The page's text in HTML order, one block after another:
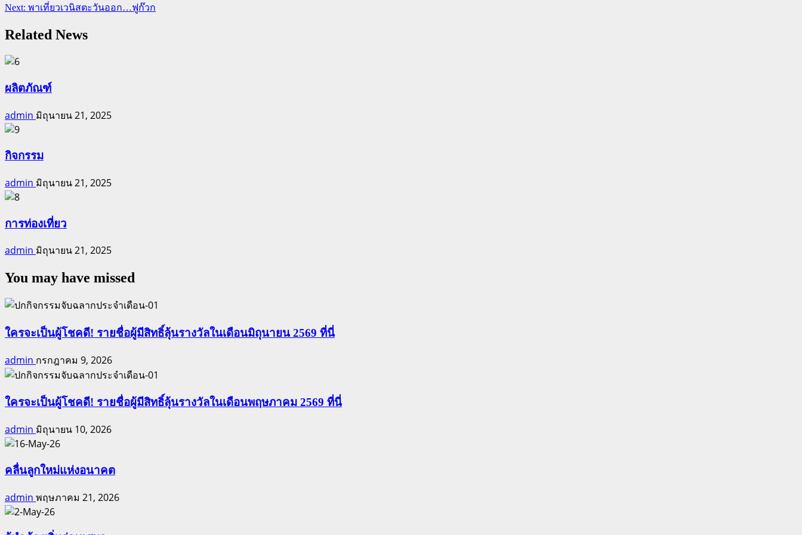
Reading
Next: พาเที่ยวเวนิสตะวันออก…ฟูก๊วก
Related News
ผลิตภัณฑ์
admin มิถุนายน 21, 2025
กิจกรรม
admin มิถุนายน 21, 2025
การท่องเที่ยว
admin มิถุนายน 21, 2025
You may have missed
ใครจะเป็นผู้โชคดี! รายชื่อผู้มีสิทธิ์ลุ้นรางวัลในเดือนมิถุนายน 2569 ที่นี่
admin กรกฎาคม 9, 2026
ใครจะเป็นผู้โชคดี! รายชื่อผู้มีสิทธิ์ลุ้นรางวัลในเดือนพฤษภาคม 2569 ที่นี่
admin มิถุนายน 10, 2026
คลื่นลูกใหม่แห่งอนาคต
admin พฤษภาคม 21, 2026